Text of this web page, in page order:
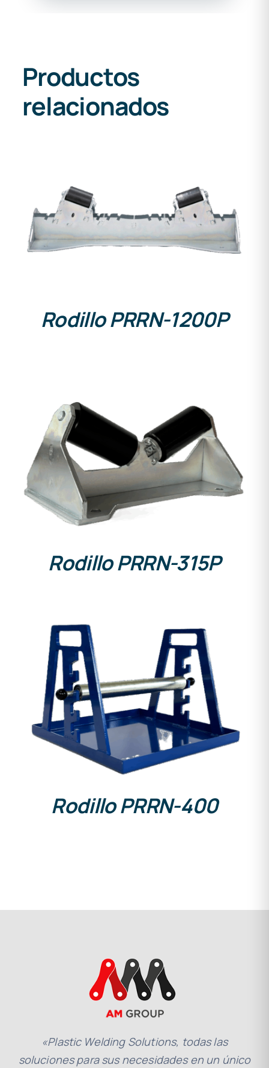
Productos
relacionados
DETALLES
Rodillo PRRN-1200P
DETALLES
Rodillo PRRN-315P
DETALLES
Rodillo PRRN-400
«Plastic Welding Solutions, todas las
soluciones para sus necesidades en un único